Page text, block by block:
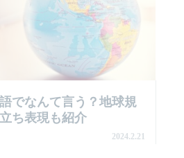
でなんて言う？地球規
ち表現も紹介
2024.2.21